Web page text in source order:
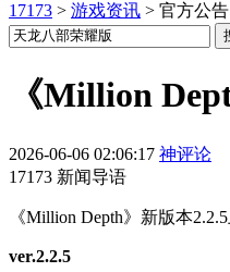
17173 > 游戏资讯 > 官方公告
《Million
2026-06-06 02:06:17 神评论
17173 新闻导语
《Million Depth》新版本
ver.2.2.5